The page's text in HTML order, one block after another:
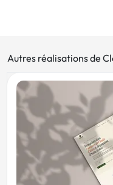
Autres réalisations de